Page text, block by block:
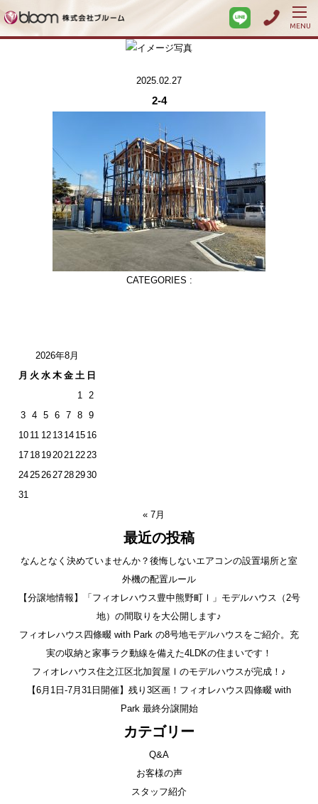
MENU
2025.02.27
2-4
CATEGORIES :
2026年8月
月 火 水 木 金 土 日
1
2
3
4 5 6 7 8
9
10 11 12 13 14 15 16
17 18 1920212223
24252627282930
31
« 7月
最近の投稿
なんとなく決めていませんか？後悔しないエアコンの設置場所と室
外機の配置ルール
【分譲地情報】「フィオレハウス豊中熊野町Ⅰ」モデルハウス（2号
地）の間取りを大公開します♪
フィオレハウス四條畷 with Park の8号地モデルハウスをご紹介。充
実の収納と家事ラク動線を備えた4LDKの住まいです！
フィオレハウス住之江区北加賀屋Ⅰのモデルハウスが完成！♪
【6月1日-7月31日開催】残り3区画！フィオレハウス四條畷 with
Park 最終分譲開始
カテゴリー
Q&A
お客様の声
スタッフ紹介